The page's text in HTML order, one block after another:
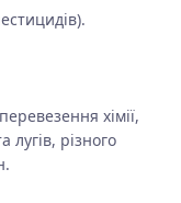
хімії,
лугів, різного